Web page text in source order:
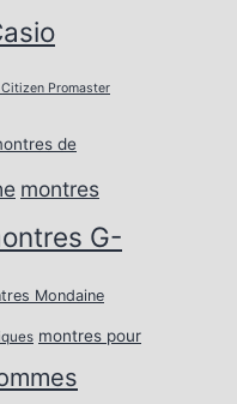
Promaster
de
montres
G-
Mondaine
montres pour